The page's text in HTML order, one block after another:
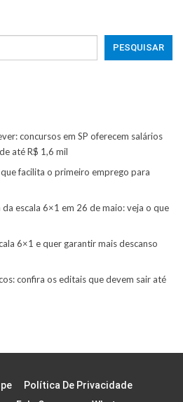
PESQUISAR
concursos em SP oferecem salários
até R$ 1,6 mil
facilita o primeiro emprego para
escala 6×1 em 26 de maio: veja o que
6×1 e quer garantir mais descanso
confira os editais que devem sair até
Política De Privacidade